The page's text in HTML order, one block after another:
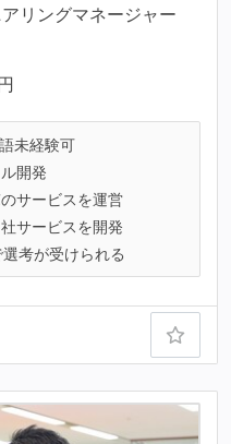
リングマネージャー
未経験可
開発
サービスを運営
サービスを開発
考が受けられる